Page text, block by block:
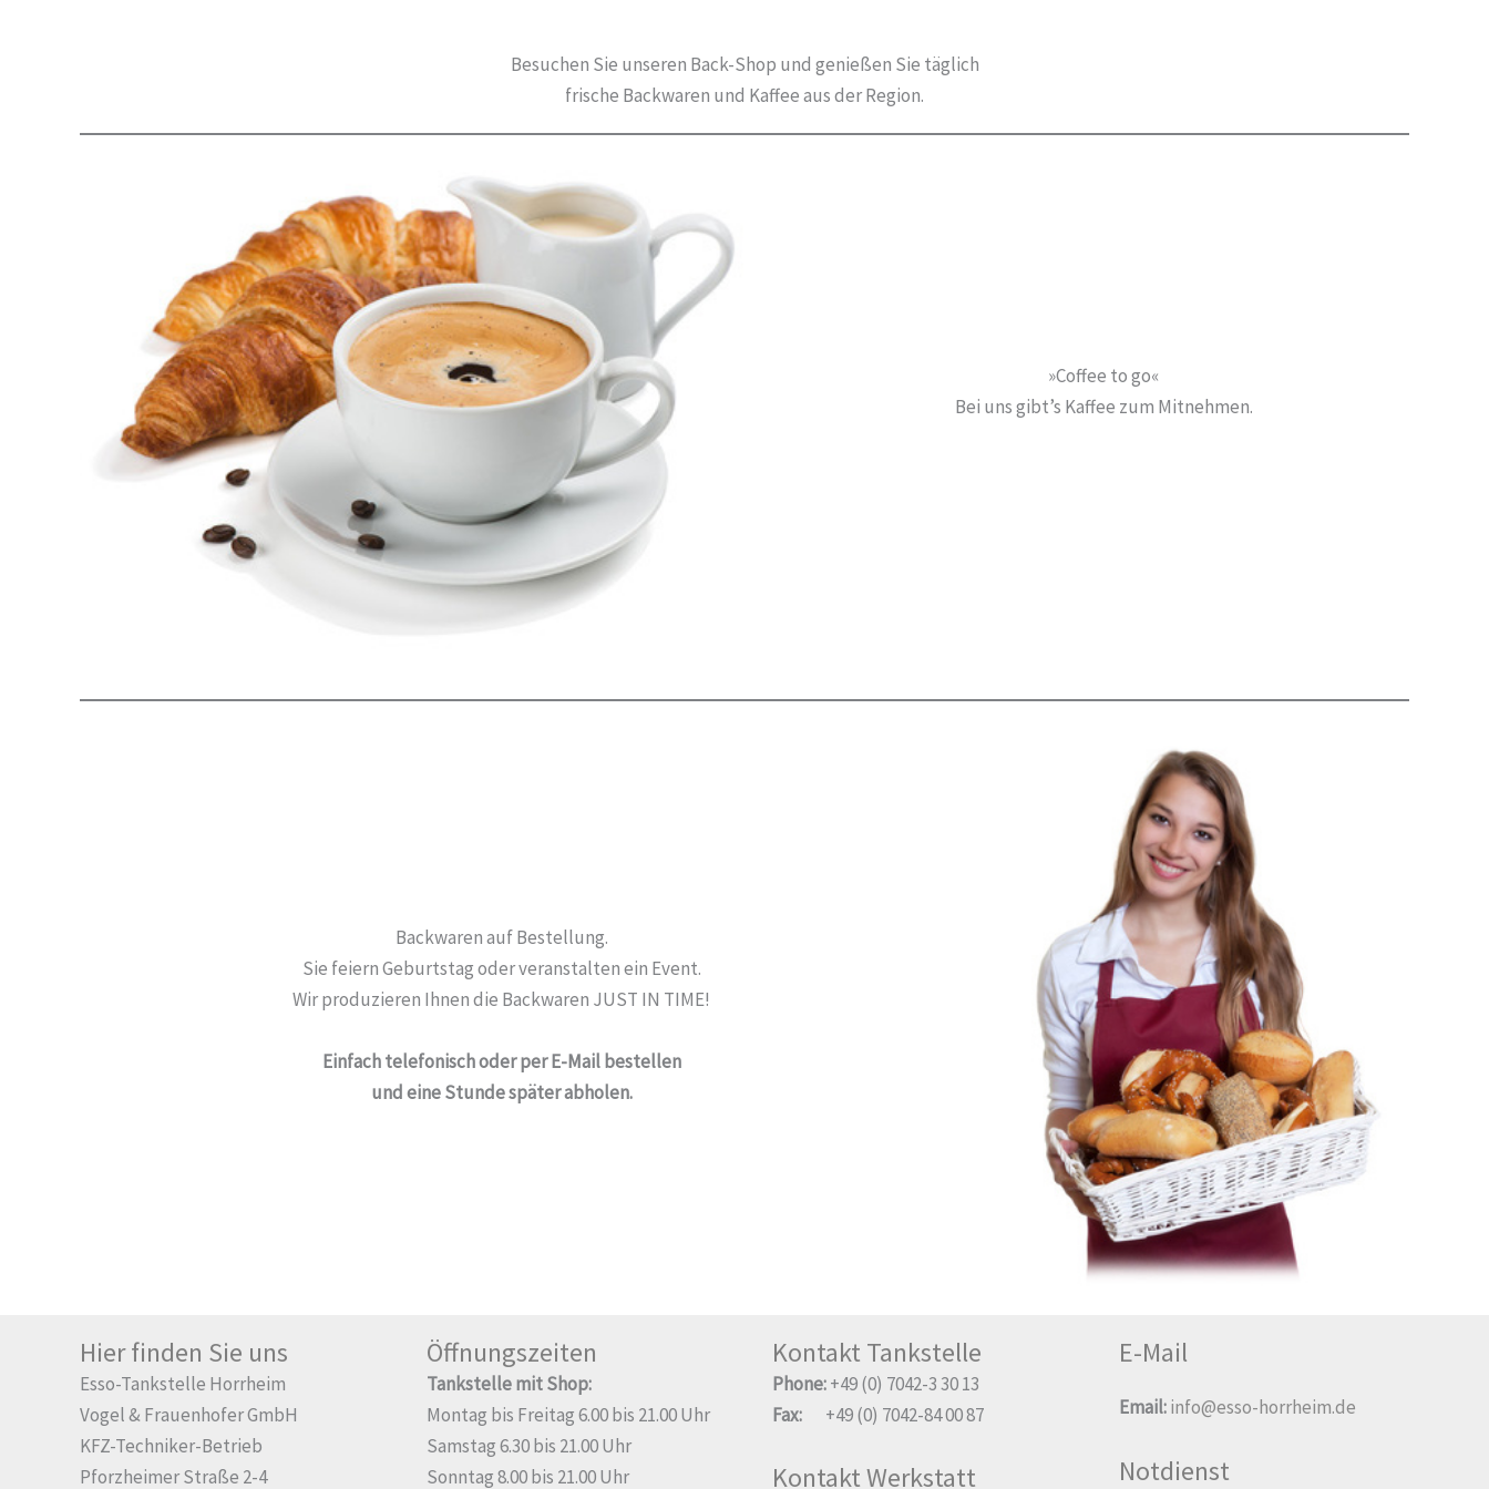
Besuchen Sie unseren Back-Shop und genießen Sie täglich
frische Backwaren und Kaffee aus der Region.
»Coffee to go«
Bei uns gibt’s Kaffee zum Mitnehmen.
Backwaren auf Bestellung.
Sie feiern Geburtstag oder veranstalten ein Event.
Wir produzieren Ihnen die Backwaren JUST IN TIME!
Einfach telefonisch oder per E-Mail bestellen
und eine Stunde später abholen.
Hier finden Sie uns
Esso-Tankstelle Horrheim
Vogel & Frauenhofer GmbH
KFZ-Techniker-Betrieb
Pforzheimer Straße 2-4
Öffnungszeiten
Tankstelle mit Shop:
Montag bis Freitag 6.00 bis 21.00 Uhr
Samstag 6.30 bis 21.00 Uhr
Sonntag 8.00 bis 21.00 Uhr
Kontakt Tankstelle
Phone:+49 (0) 7042-3 30 13
Fax: +49 (0) 7042-84 00 87
Kontakt Werkstatt
E-Mail
Email: info@esso-horrheim.de
Notdienst